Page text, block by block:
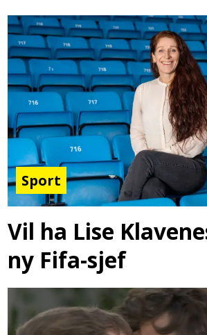
Sport
Vil ha Lise
ny Fifa-sjef